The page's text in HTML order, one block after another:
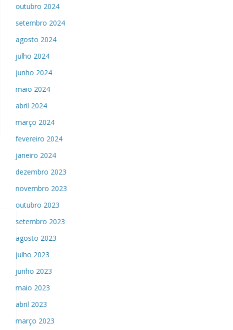
outubro 2024
setembro 2024
agosto 2024
julho 2024
junho 2024
maio 2024
abril 2024
março 2024
fevereiro 2024
janeiro 2024
dezembro 2023
novembro 2023
outubro 2023
setembro 2023
agosto 2023
julho 2023
junho 2023
maio 2023
abril 2023
março 2023